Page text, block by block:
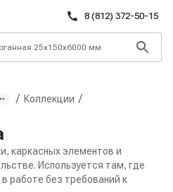
8 (812) 372-50-15
/ Коллекции /
каркасных элементов и
Используется там, где
работе без требований к